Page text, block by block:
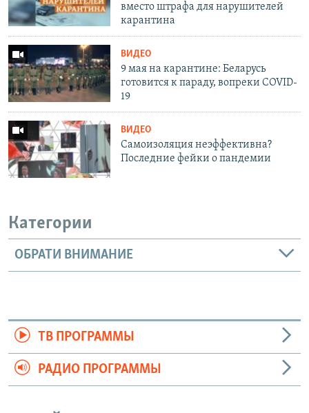
вместо штрафа для нарушителей
карантина
ВИДЕО
9 мая на карантине: Беларусь
готовится к параду, вопреки COVID-
19
ВИДЕО
Cамоизоляция неэффективна?
Последние фейки о пандемии
Категории
ОБРАТИ ВНИМАНИЕ
ТВ ПРОГРАММЫ
РАДИО ПРОГРАММЫ